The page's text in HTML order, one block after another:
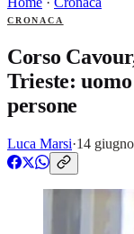
CRONACA
Corso
Trieste:
persone
Luca Marsi·14